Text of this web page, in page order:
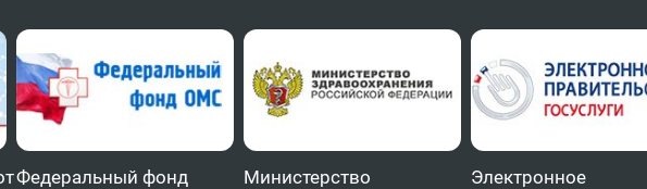
Федеральный фонд
Министерство
Электронное